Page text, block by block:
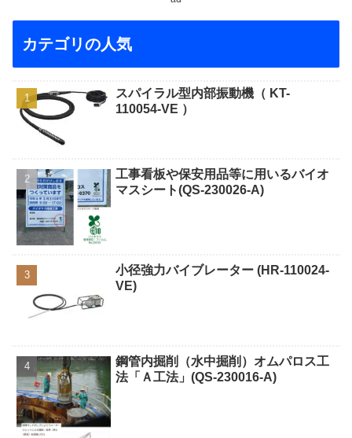
カテゴリの人気
スパイラル型内部振動機（ KT-
110054-VE ）
工事看板や保安用品等に用いるバイオ
マスシート(QS-230026-A)
小径強力バイブレーター (HR-110024-
VE)
鋼管内掘削（水中掘削）オムパロス工
法「Ａ工法」(QS-230016-A)